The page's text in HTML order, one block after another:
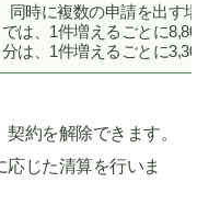
同時に複数の申請を出す
は、1件増えるごとに
は、1件増えるごとに
約を解除できます。
じた清算を行いま